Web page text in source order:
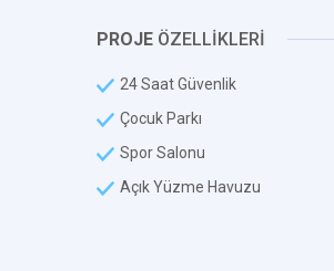
PROJE ÖZELLİKLERİ
24 Saat Güvenlik
Çocuk Parkı
Spor Salonu
Açık Yüzme Havuzu